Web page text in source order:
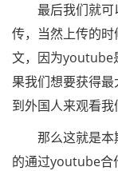
最后我们就可
传，当然上传的
文，因为youtube
果我们想要获得
到外国人来观看我
那么这就是本
的通过youtube合